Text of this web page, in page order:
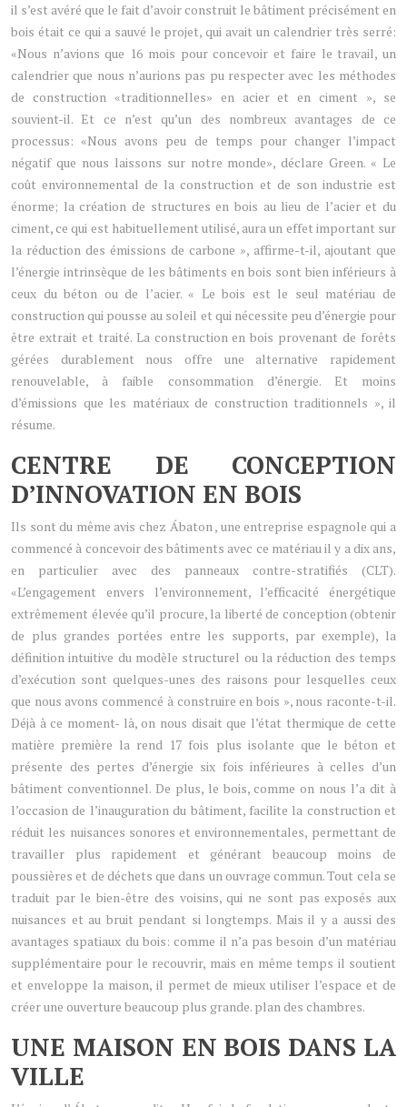
il s’est avéré que le fait d’avoir construit le bâtiment précisément en
bois était ce qui a sauvé le projet, qui avait un calendrier très serré:
«Nous n’avions que 16 mois pour concevoir et faire le travail, un
calendrier que nous n’aurions pas pu respecter avec les méthodes
de construction «traditionnelles» en acier et en ciment », se
souvient-il. Et ce n’est qu’un des nombreux avantages de ce
processus: «Nous avons peu de temps pour changer l’impact
négatif que nous laissons sur notre monde», déclare Green. « Le
coût environnemental de la construction et de son industrie est
énorme; la création de structures en bois au lieu de l’acier et du
ciment, ce qui est habituellement utilisé, aura un effet important sur
la réduction des émissions de carbone », affirme-t-il, ajoutant que
l’énergie intrinsèque de les bâtiments en bois sont bien inférieurs à
ceux du béton ou de l’acier. « Le bois est le seul matériau de
construction qui pousse au soleil et qui nécessite peu d’énergie pour
être extrait et traité. La construction en bois provenant de forêts
gérées durablement nous offre une alternative rapidement
renouvelable, à faible consommation d’énergie. Et moins
d’émissions que les matériaux de construction traditionnels », il
résume.
CENTRE DE CONCEPTION
D’INNOVATION EN BOIS
Ils sont du même avis chez Ábaton , une entreprise espagnole qui a
commencé à concevoir des bâtiments avec ce matériau il y a dix ans,
en particulier avec des panneaux contre-stratifiés (CLT).
«L’engagement envers l’environnement, l’efficacité énergétique
extrêmement élevée qu’il procure, la liberté de conception (obtenir
de plus grandes portées entre les supports, par exemple), la
définition intuitive du modèle structurel ou la réduction des temps
d’exécution sont quelques-unes des raisons pour lesquelles ceux
que nous avons commencé à construire en bois », nous raconte-t-il.
Déjà à ce moment- là, on nous disait que l’état thermique de cette
matière première la rend 17 fois plus isolante que le béton et
présente des pertes d’énergie six fois inférieures à celles d’un
bâtiment conventionnel. De plus, le bois, comme on nous l’a dit à
l’occasion de l’inauguration du bâtiment, facilite la construction et
réduit les nuisances sonores et environnementales, permettant de
travailler plus rapidement et générant beaucoup moins de
poussières et de déchets que dans un ouvrage commun. Tout cela se
traduit par le bien-être des voisins, qui ne sont pas exposés aux
nuisances et au bruit pendant si longtemps. Mais il y a aussi des
avantages spatiaux du bois: comme il n’a pas besoin d’un matériau
supplémentaire pour le recouvrir, mais en même temps il soutient
et enveloppe la maison, il permet de mieux utiliser l’espace et de
créer une ouverture beaucoup plus grande. plan des chambres.
UNE MAISON EN BOIS DANS LA
VILLE